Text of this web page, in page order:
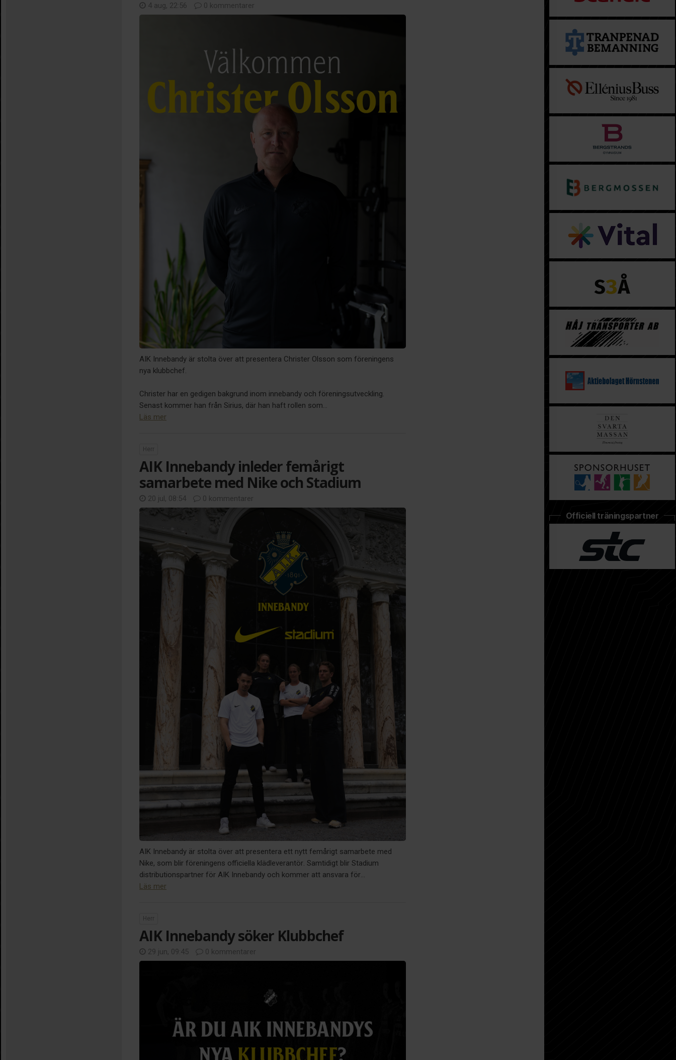
4 aug, 22:56 0 kommentarer
AIK Innebandy är stolta över att presentera Christer Olsson som föreningens
nya klubbchef.
Christer har en gedigen bakgrund inom innebandy och föreningsutveckling.
Senast kommer han från Sirius, där han haft rollen som...
Läs mer
Herr
AIK Innebandy inleder femårigt
samarbete med Nike och Stadium
20 jul, 08:54 0 kommentarer
AIK Innebandy är stolta över att presentera ett nytt femårigt samarbete med
Nike, som blir föreningens officiella klädleverantör. Samtidigt blir Stadium
distributionspartner för AIK Innebandy och kommer att ansvara för...
Läs mer
Herr
AIK Innebandy söker Klubbchef
29 jun, 09:45 0 kommentarer
Officiell träningspartner